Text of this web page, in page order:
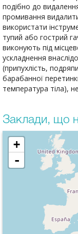
подібно до
промивання
використати
тупий або гострий
виконують під
ускладнення
(припухлість,
барабанної
температура тіла),
Заклади, що
+
-